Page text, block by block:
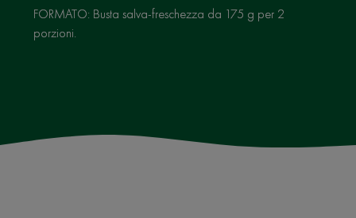
FORMATO: Busta salva-freschezza da 175 g per 2
porzioni.